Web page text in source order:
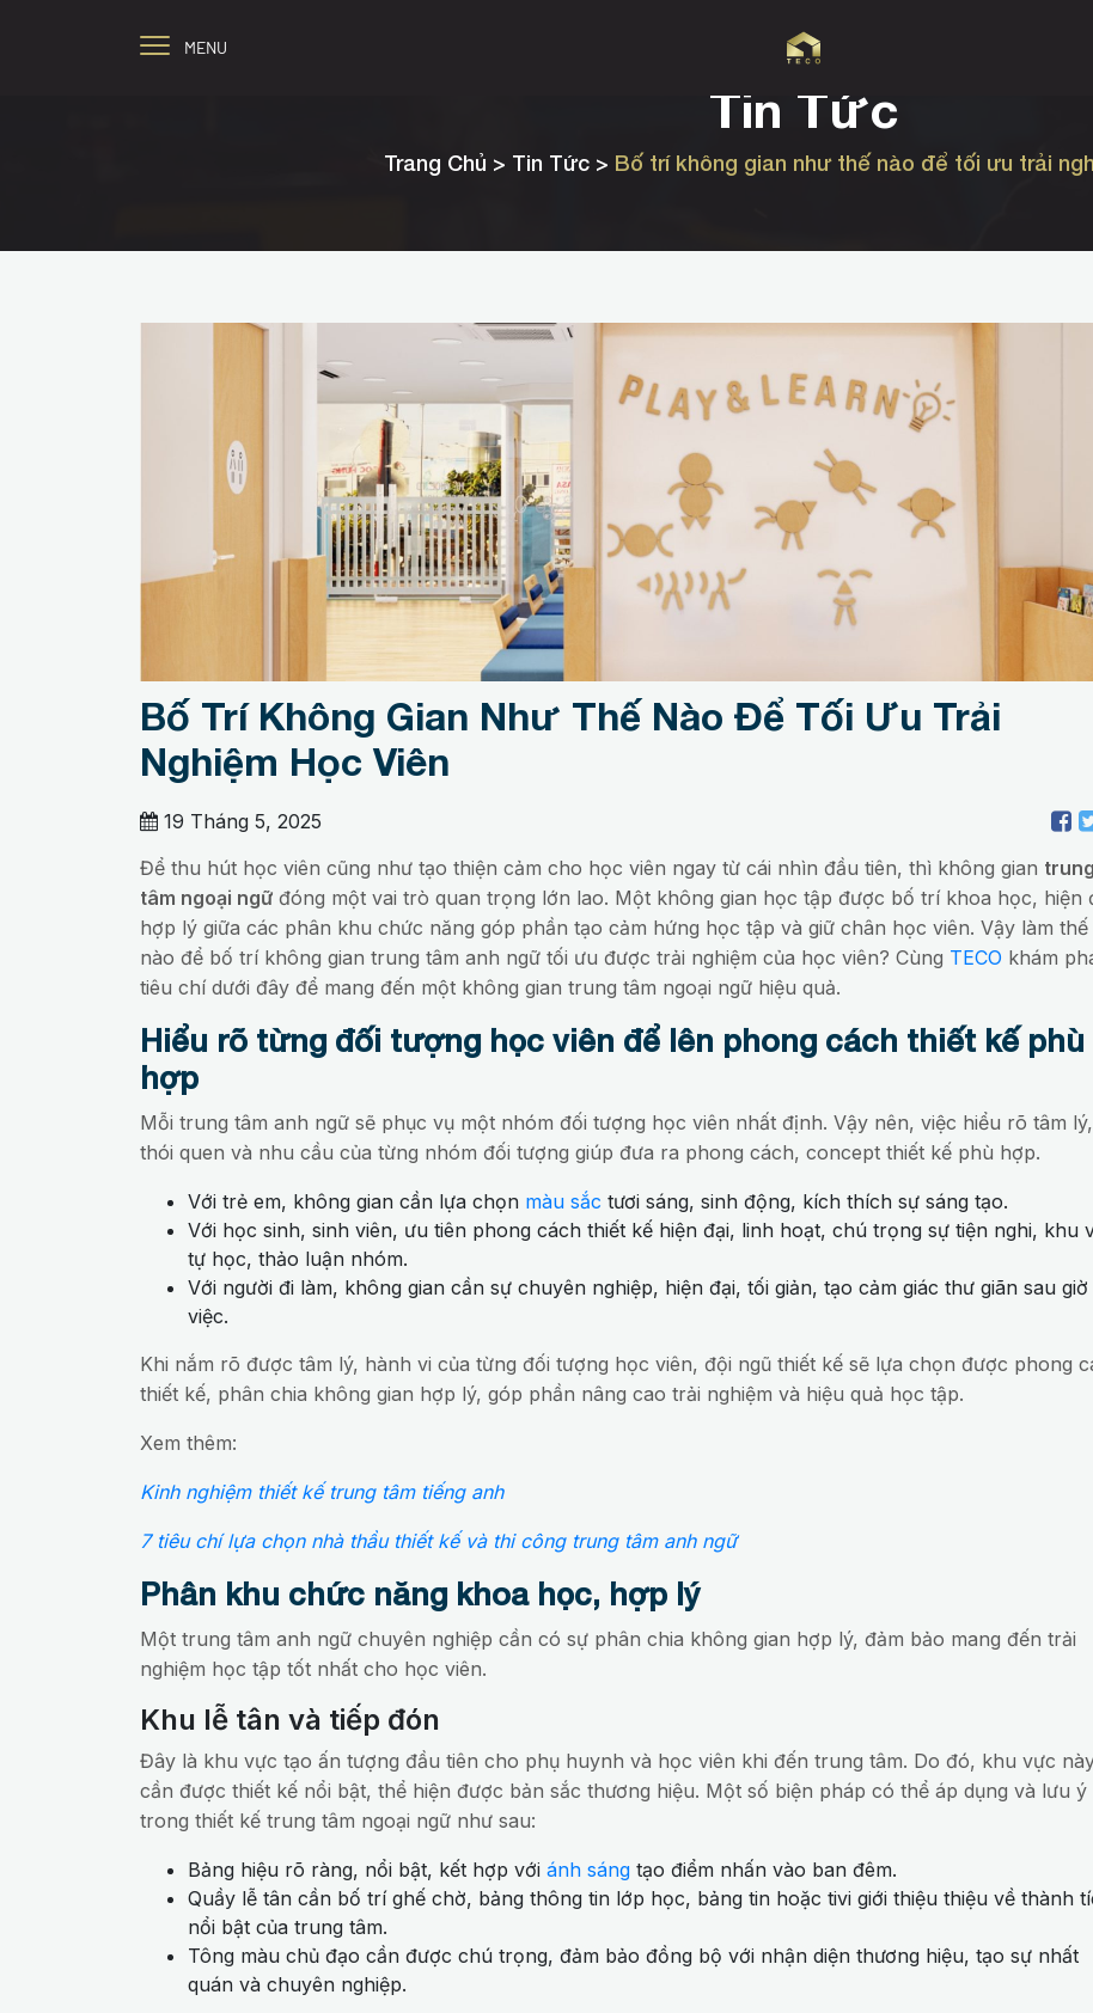
MENU
Tin Tức
Trang Chủ > Tin Tức > Bố trí không gian như thế nào để tối ưu trải
Bố Trí Không Gian Như Thế Nào Để Tối Ưu Trải
Nghiệm Học Viên
19 Tháng 5, 2025
Để thu hút học viên cũng như tạo thiện cảm cho học viên ngay từ cái nhìn đầu tiên, thì không gian trung
tâm ngoại ngữ đóng một vai trò quan trọng lớn lao. Một không gian học tập được bố trí khoa học, hiện
hợp lý giữa các phân khu chức năng góp phần tạo cảm hứng học tập và giữ chân học viên. Vậy làm thế
nào để bố trí không gian trung tâm anh ngữ tối ưu được trải nghiệm của học viên? Cùng TECO khám
tiêu chí dưới đây để mang đến một không gian trung tâm ngoại ngữ hiệu quả.
Hiểu rõ từng đối tượng học viên để lên phong cách thiết kế phù
hợp
Mỗi trung tâm anh ngữ sẽ phục vụ một nhóm đối tượng học viên nhất định. Vậy nên, việc hiểu rõ tâm lý,
thói quen và nhu cầu của từng nhóm đối tượng giúp đưa ra phong cách, concept thiết kế phù hợp.
Với trẻ em, không gian cần lựa chọn màu sắc tươi sáng, sinh động, kích thích sự sáng tạo.
Với học sinh, sinh viên, ưu tiên phong cách thiết kế hiện đại, linh hoạt, chú trọng sự tiện nghi, khu
tự học, thảo luận nhóm.
Với người đi làm, không gian cần sự chuyên nghiệp, hiện đại, tối giản, tạo cảm giác thư giãn sau giờ
việc.
Khi nắm rõ được tâm lý, hành vi của từng đối tượng học viên, đội ngũ thiết kế sẽ lựa chọn được phong
thiết kế, phân chia không gian hợp lý, góp phần nâng cao trải nghiệm và hiệu quả học tập.
Xem thêm:
Kinh nghiệm thiết kế trung tâm tiếng anh
7 tiêu chí lựa chọn nhà thầu thiết kế và thi công trung tâm anh ngữ
Phân khu chức năng khoa học, hợp lý
Một trung tâm anh ngữ chuyên nghiệp cần có sự phân chia không gian hợp lý, đảm bảo mang đến trải
nghiệm học tập tốt nhất cho học viên.
Khu lễ tân và tiếp đón
Đây là khu vực tạo ấn tượng đầu tiên cho phụ huynh và học viên khi đến trung tâm. Do đó, khu vực
cần được thiết kế nổi bật, thể hiện được bản sắc thương hiệu. Một số biện pháp có thể áp dụng và lưu ý
trong thiết kế trung tâm ngoại ngữ như sau:
Bảng hiệu rõ ràng, nổi bật, kết hợp với ánh sáng tạo điểm nhấn vào ban đêm.
Quầy lễ tân cần bố trí ghế chờ, bảng thông tin lớp học, bảng tin hoặc tivi giới thiệu thiệu về thành
nổi bật của trung tâm.
Tông màu chủ đạo cần được chú trọng, đảm bảo đồng bộ với nhận diện thương hiệu, tạo sự nhất
quán và chuyên nghiệp.